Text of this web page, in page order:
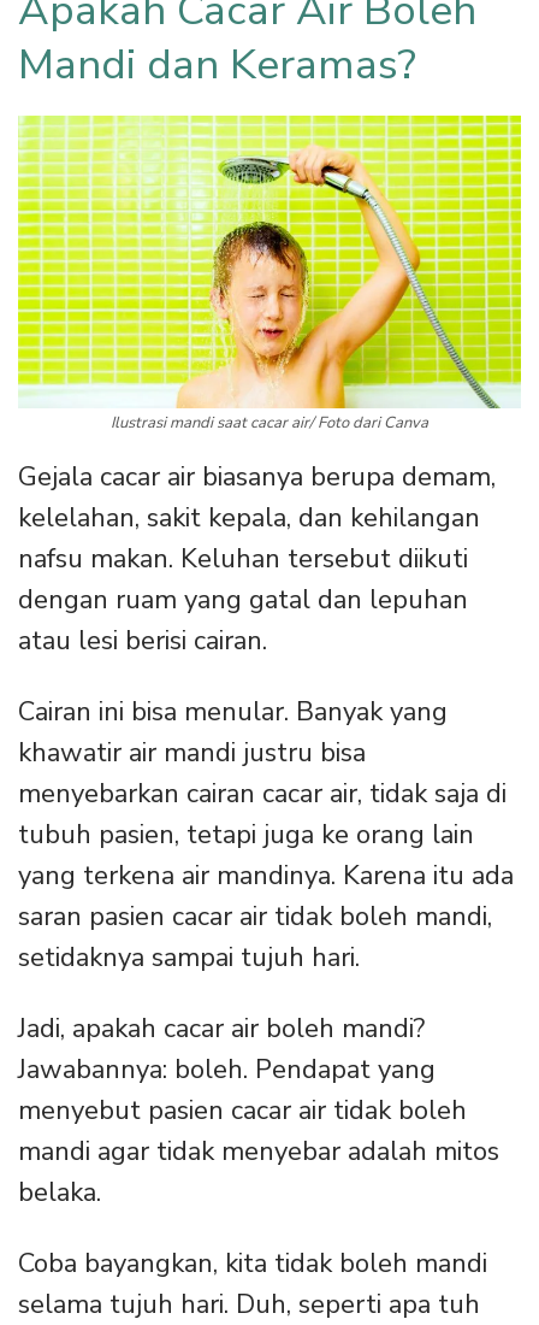
Mandi dan Keramas?
Ilustrasi mandi saat cacar air/ Foto dari Canva
Gejala cacar air biasanya berupa demam,
kelelahan, sakit kepala, dan kehilangan
nafsu makan. Keluhan tersebut diikuti
dengan ruam yang gatal dan lepuhan
atau lesi berisi cairan.
Cairan ini bisa menular. Banyak yang
khawatir air mandi justru bisa
menyebarkan cairan cacar air, tidak saja di
tubuh pasien, tetapi juga ke orang lain
yang terkena air mandinya. Karena itu ada
saran pasien cacar air tidak boleh mandi,
setidaknya sampai tujuh hari.
Jadi, apakah cacar air boleh mandi?
Jawabannya: boleh. Pendapat yang
menyebut pasien cacar air tidak boleh
mandi agar tidak menyebar adalah mitos
belaka.
Coba bayangkan, kita tidak boleh mandi
selama tujuh hari. Duh, seperti apa tuh